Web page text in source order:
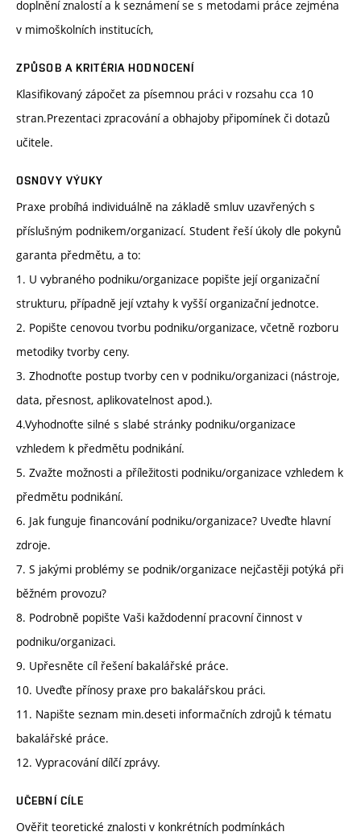
doplnění znalostí a k seznámení se s metodami práce zejména
v mimoškolních institucích,
ZPŮSOB A KRITÉRIA HODNOCENÍ
Klasifikovaný zápočet za písemnou práci v rozsahu cca 10
stran.Prezentaci zpracování a obhajoby připomínek či dotazů
učitele.
OSNOVY VÝUKY
Praxe probíhá individuálně na základě smluv uzavřených s
příslušným podnikem/organizací. Student řeší úkoly dle pokynů
garanta předmětu, a to:
1. U vybraného podniku/organizace popište její organizační
strukturu, případně její vztahy k vyšší organizační jednotce.
2. Popište cenovou tvorbu podniku/organizace, včetně rozboru
metodiky tvorby ceny.
3. Zhodnoťte postup tvorby cen v podniku/organizaci (nástroje,
data, přesnost, aplikovatelnost apod.).
4.Vyhodnoťte silné s slabé stránky podniku/organizace
vzhledem k předmětu podnikání.
5. Zvažte možnosti a příležitosti podniku/organizace vzhledem k
předmětu podnikání.
6. Jak funguje financování podniku/organizace? Uveďte hlavní
zdroje.
7. S jakými problémy se podnik/organizace nejčastěji potýká při
běžném provozu?
8. Podrobně popište Vaši každodenní pracovní činnost v
podniku/organizaci.
9. Upřesněte cíl řešení bakalářské práce.
10. Uveďte přínosy praxe pro bakalářskou práci.
11. Napište seznam min.deseti informačních zdrojů k tématu
bakalářské práce.
12. Vypracování dílčí zprávy.
UČEBNÍ CÍLE
Ověřit teoretické znalosti v konkrétních podmínkách